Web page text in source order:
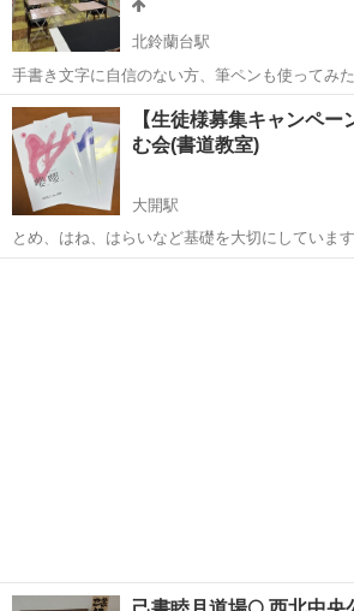
北鈴蘭台駅
手書き文字に自信のない方、筆ペンも使ってみ
いの？など今まで習ってみたいけど書道、習字
い‥そんなお悩みの方々に当教室は、鉛筆ペン
ドバイスいたします。ひらがなの基礎から実...
兵庫 神戸市 北鈴蘭台駅
【生徒様募集キャンペー
む会(書道教室)
大開駅
とめ、はね、はらいなど基礎を大切にしていま
の体験キャンペーンを実施しております。 シニア割引もあり、楽しく